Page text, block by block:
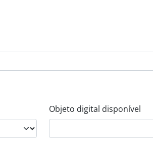
Objeto digital disponível